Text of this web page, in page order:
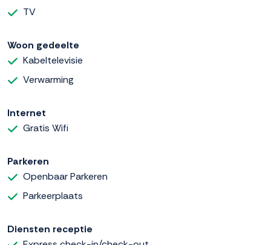
TV
Woon gedeelte
Kabeltelevisie
Verwarming
Internet
Gratis Wifi
Parkeren
Openbaar Parkeren
Parkeerplaats
Diensten receptie